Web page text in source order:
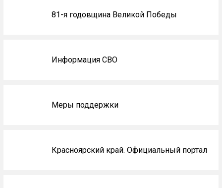
81-я годовщина Великой Победы
Информация СВО
Меры поддержки
Красноярский край. Официальный портал